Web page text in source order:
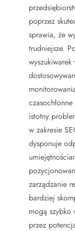
poprzez
sprawia, że
trudniejsze.
istotny
w zakresie
dysponuje
zarządzanie
bardziej
mogą szybko
przez